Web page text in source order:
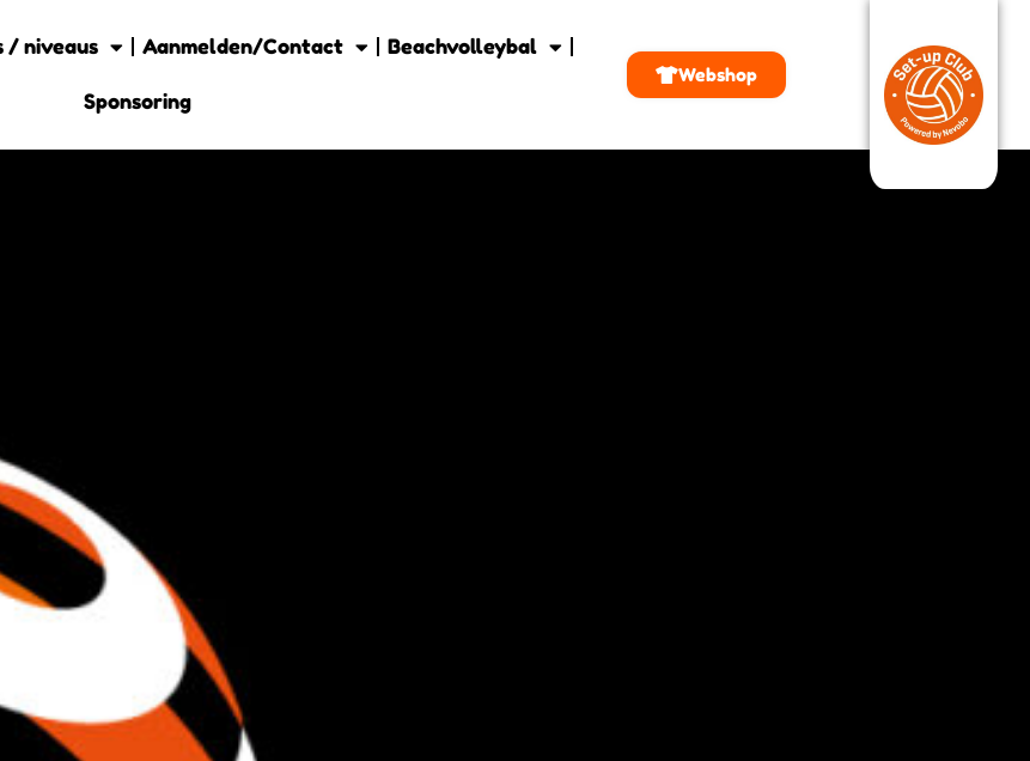
/ niveaus Aanmelden/Contact Beachvolleybal
Sponsoring
Webshop